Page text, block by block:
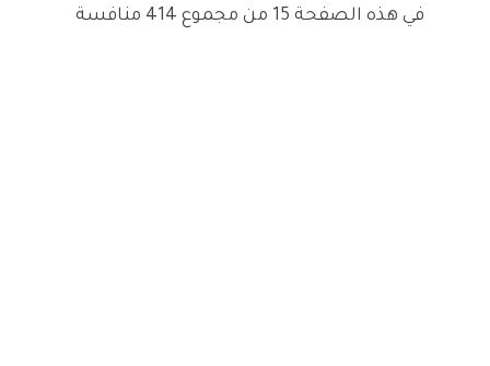
في هذه الصفحة 15 من مجموع 414 منافسة